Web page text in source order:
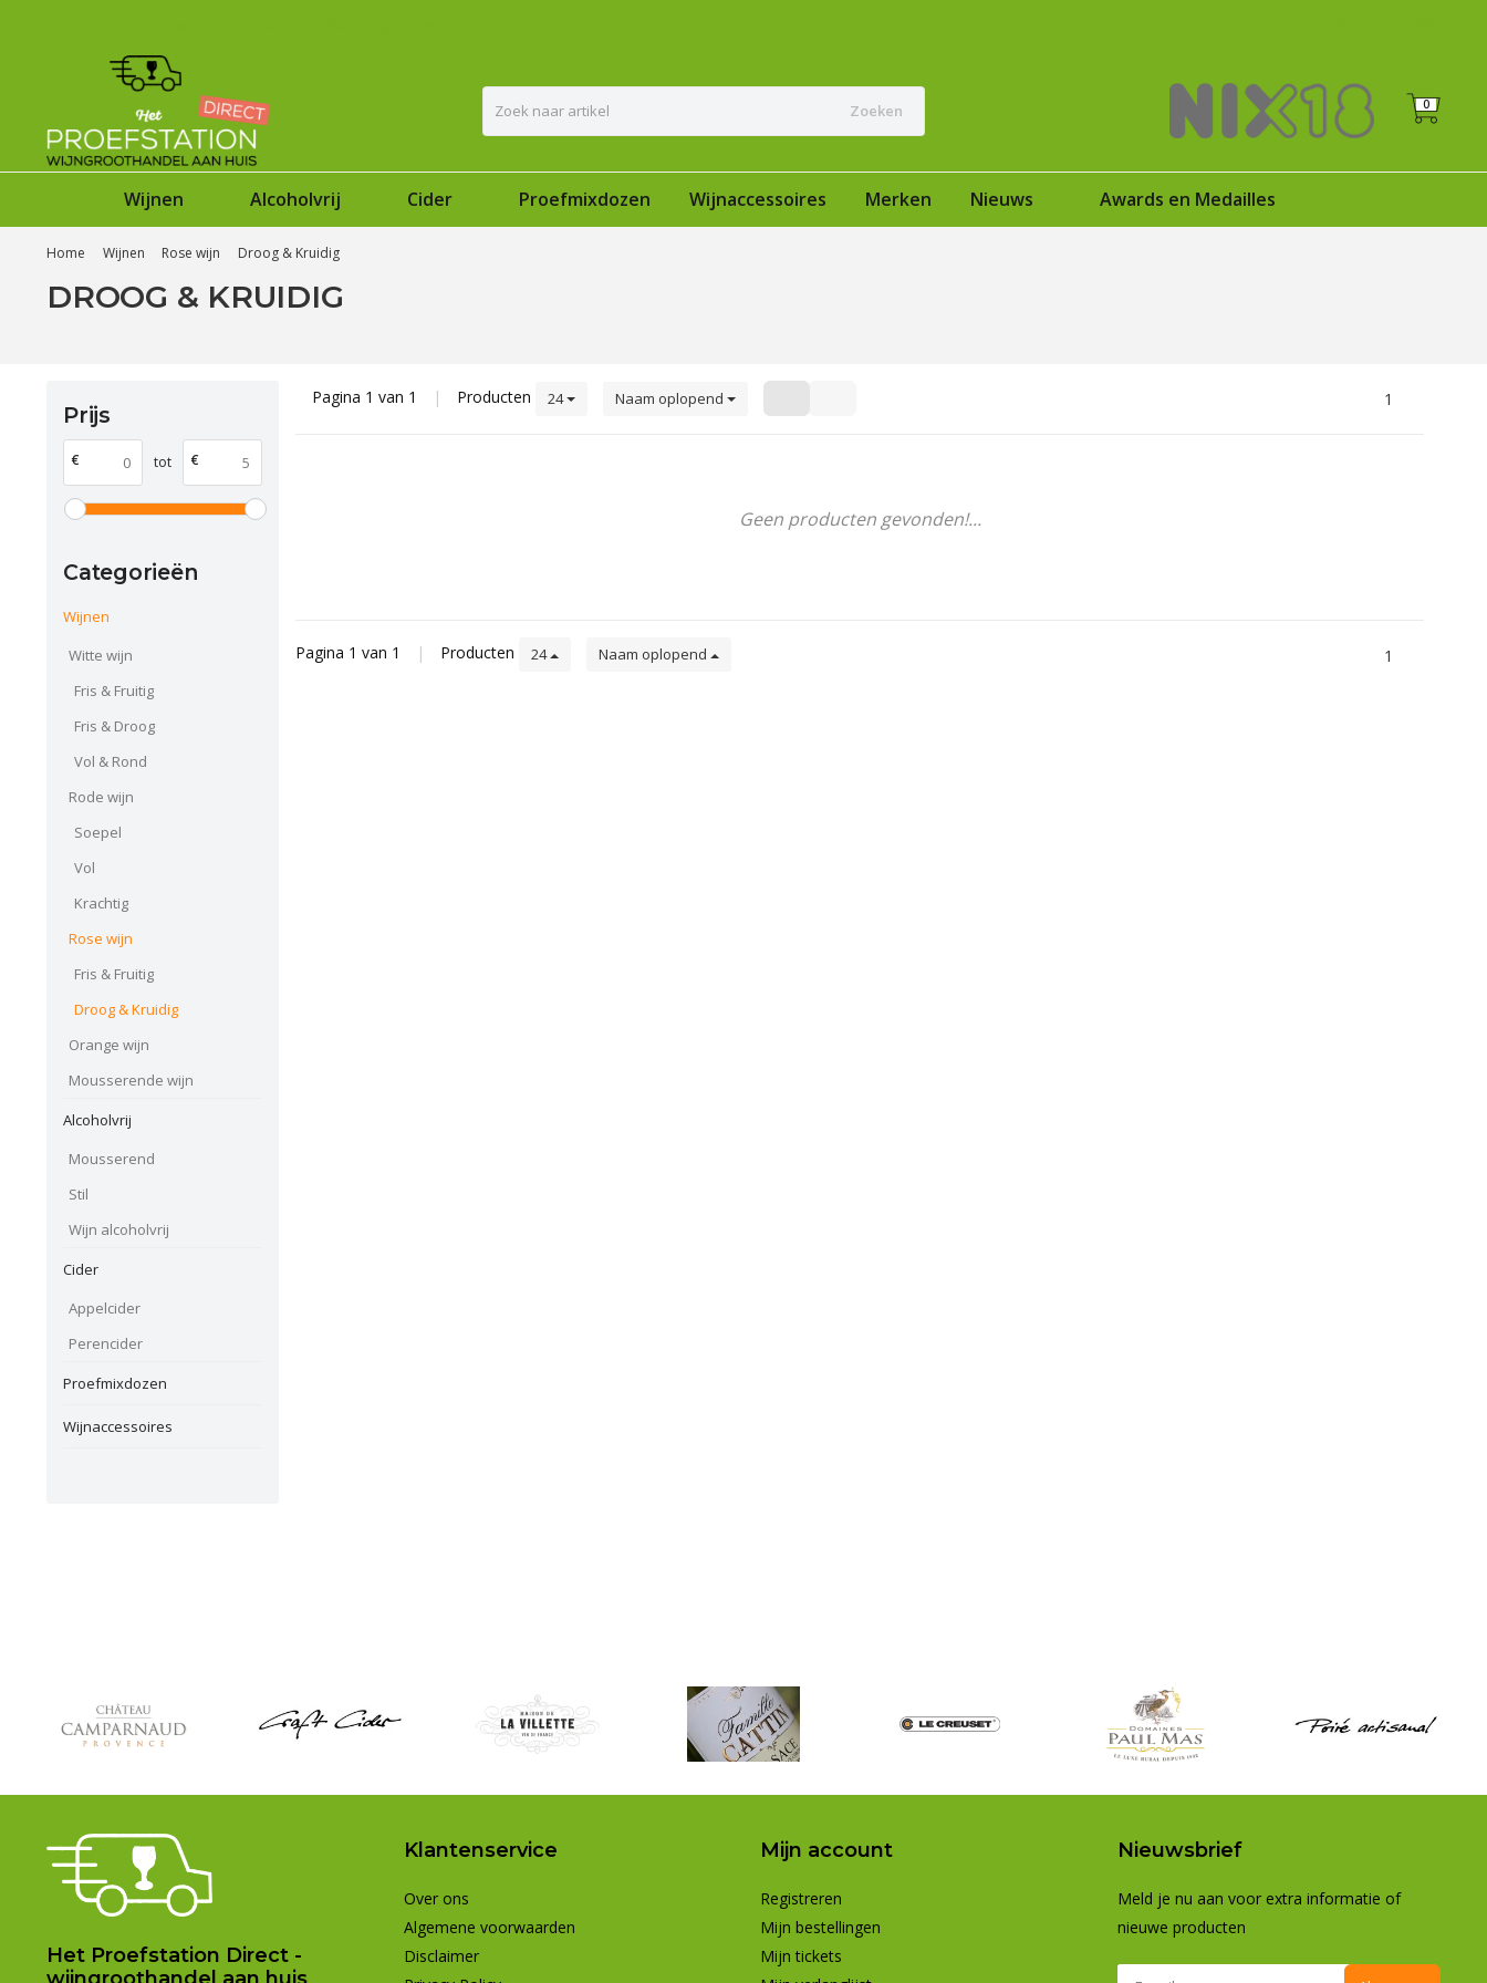
Zoeken 0
Wijnen Alcoholvrij Cider Proefmixdozen Wijnaccessoires Merken Nieuws Awards en Medailles
Home Wijnen Rose wijn Droog & Kruidig
DROOG & KRUIDIG
Prijs
€ tot €
Categorieën
Wijnen
Witte wijn
Fris & Fruitig
Fris & Droog
Vol & Rond
Rode wijn
Soepel
Vol
Krachtig
Rose wijn
Fris & Fruitig
Droog & Kruidig
Orange wijn
Mousserende wijn
Alcoholvrij
Mousserend
Stil
Wijn alcoholvrij
Cider
Appelcider
Perencider
Proefmixdozen
Wijnaccessoires
Pagina 1 van 1 | Producten 24 Naam oplopend 1
Geen producten gevonden!...
Pagina 1 van 1 | Producten 24 Naam oplopend 1
Het Proefstation Direct -
Klantenservice
Over ons
Algemene voorwaarden
Disclaimer
Mijn account
Registreren
Mijn bestellingen
Mijn tickets
Nieuwsbrief
Meld je nu aan voor extra informatie of
nieuwe producten